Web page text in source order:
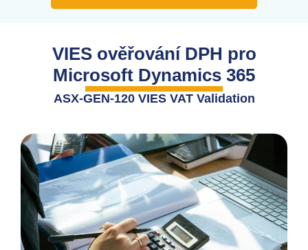
VIES ověřování DPH pro
Microsoft Dynamics 365
ASX-GEN-120 VIES VAT Validation